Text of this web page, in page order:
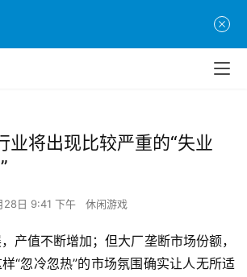
业将出现比较严重的“失业
28日 9:41 下午 休闲游戏
产值不断增加；但大厂垄断市场份额，
“忽冷忽热”的市场氛围确实让人无所适